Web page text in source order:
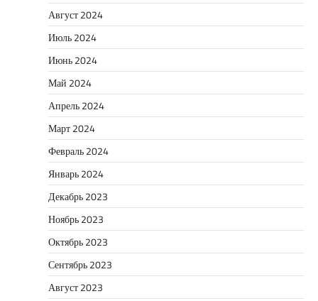
Август 2024
Июль 2024
Июнь 2024
Май 2024
Апрель 2024
Март 2024
Февраль 2024
Январь 2024
Декабрь 2023
Ноябрь 2023
Октябрь 2023
Сентябрь 2023
Август 2023